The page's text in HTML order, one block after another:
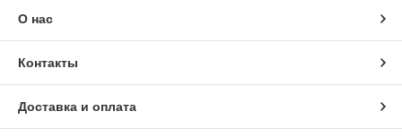
О нас
Контакты
Доставка и оплата